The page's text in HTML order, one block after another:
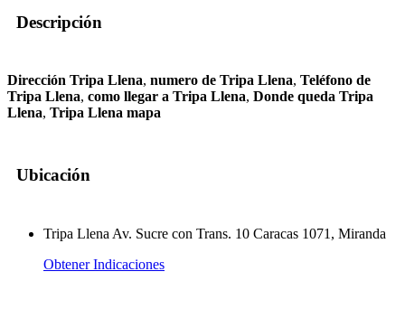
Descripción
Dirección Tripa Llena, numero de Tripa Llena, Teléfono de
Tripa Llena, como llegar a Tripa Llena, Donde queda Tripa
Llena, Tripa Llena mapa
Ubicación
Tripa Llena Av. Sucre con Trans. 10 Caracas 1071, Miranda
Obtener Indicaciones